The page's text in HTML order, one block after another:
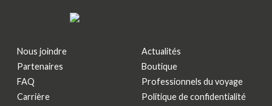
Nous joindre
Partenaires
FAQ
Carrière
Actualités
Boutique
Professionnels du voyage
Politique de confidentialité